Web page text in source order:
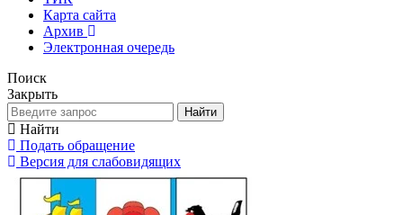
Карта сайта
Архив
Электронная очередь
Поиск
Закрыть
Найти
Найти
Подать обращение
Версия для слабовидящих